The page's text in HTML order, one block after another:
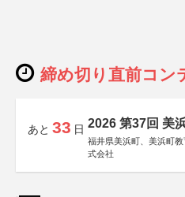
締め切り直前コン
あと 33 日 2026 第37回 美
福井県美浜町、美浜町
式会社